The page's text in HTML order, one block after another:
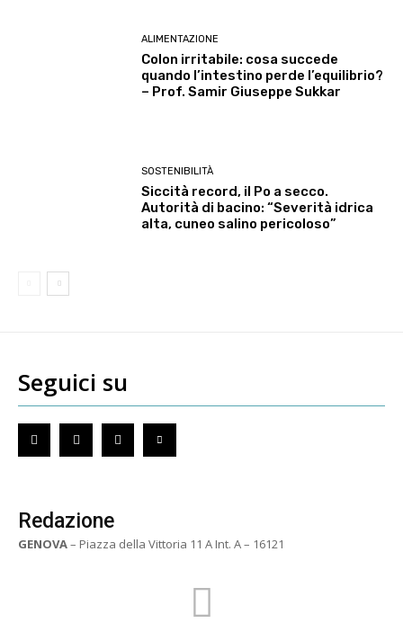
ALIMENTAZIONE
Colon irritabile: cosa succede
quando l’intestino perde l’equilibrio?
– Prof. Samir Giuseppe Sukkar
SOSTENIBILITÀ
Siccità record, il Po a secco.
Autorità di bacino: “Severità idrica
alta, cuneo salino pericoloso”
Seguici su
Redazione
GENOVA– Piazza della Vittoria 11 A Int. A – 16121